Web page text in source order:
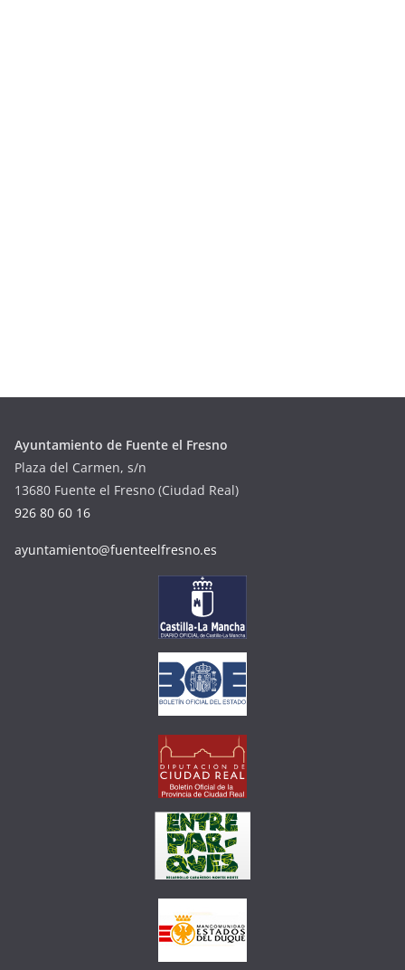
Ayuntamiento de Fuente el Fresno
Plaza del Carmen, s/n
13680 Fuente el Fresno (Ciudad Real)
926 80 60 16
ayuntamiento@fuenteelfresno.es